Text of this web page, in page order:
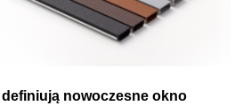
definiują nowoczesne okno